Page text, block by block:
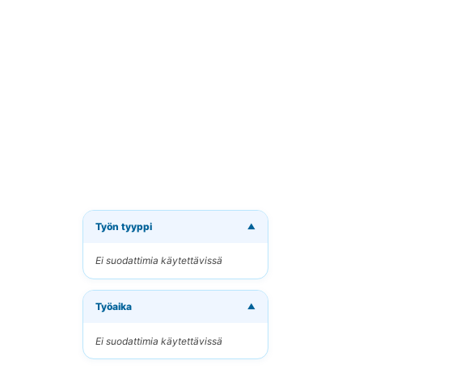
Työn tyyppi ▼
Ei suodattimia käytettävissä
Työaika ▼
Ei suodattimia käytettävissä